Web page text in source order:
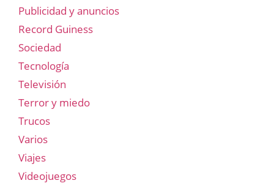
Publicidad y anuncios
Record Guiness
Sociedad
Tecnología
Televisión
Terror y miedo
Trucos
Varios
Viajes
Videojuegos